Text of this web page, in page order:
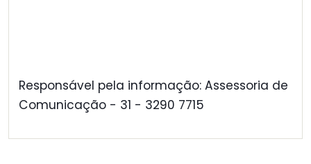
Responsável pela informação: Assessoria de
Comunicação - 31 - 3290 7715